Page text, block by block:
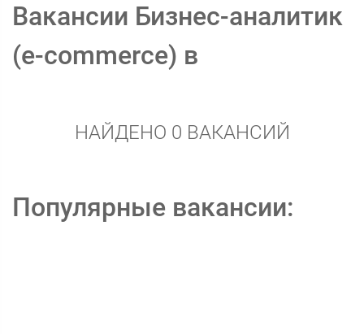
Вакансии Бизнес-аналитик
(e-commerce) в
НАЙДЕНО 0 ВАКАНСИЙ
Популярные вакансии: